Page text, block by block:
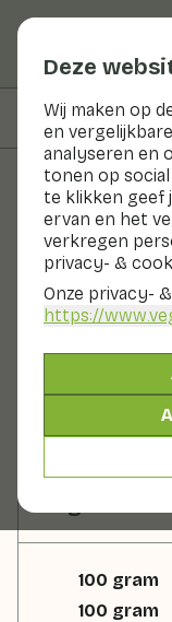
Deze
Wij maken op
en
analyseren en
tonen op
te klikken geef
ervan en het
verkregen
privacy- &
Onze privacy-
https://
Op deze pagina
Recepten
gele kiwi
100 gram
100 gram